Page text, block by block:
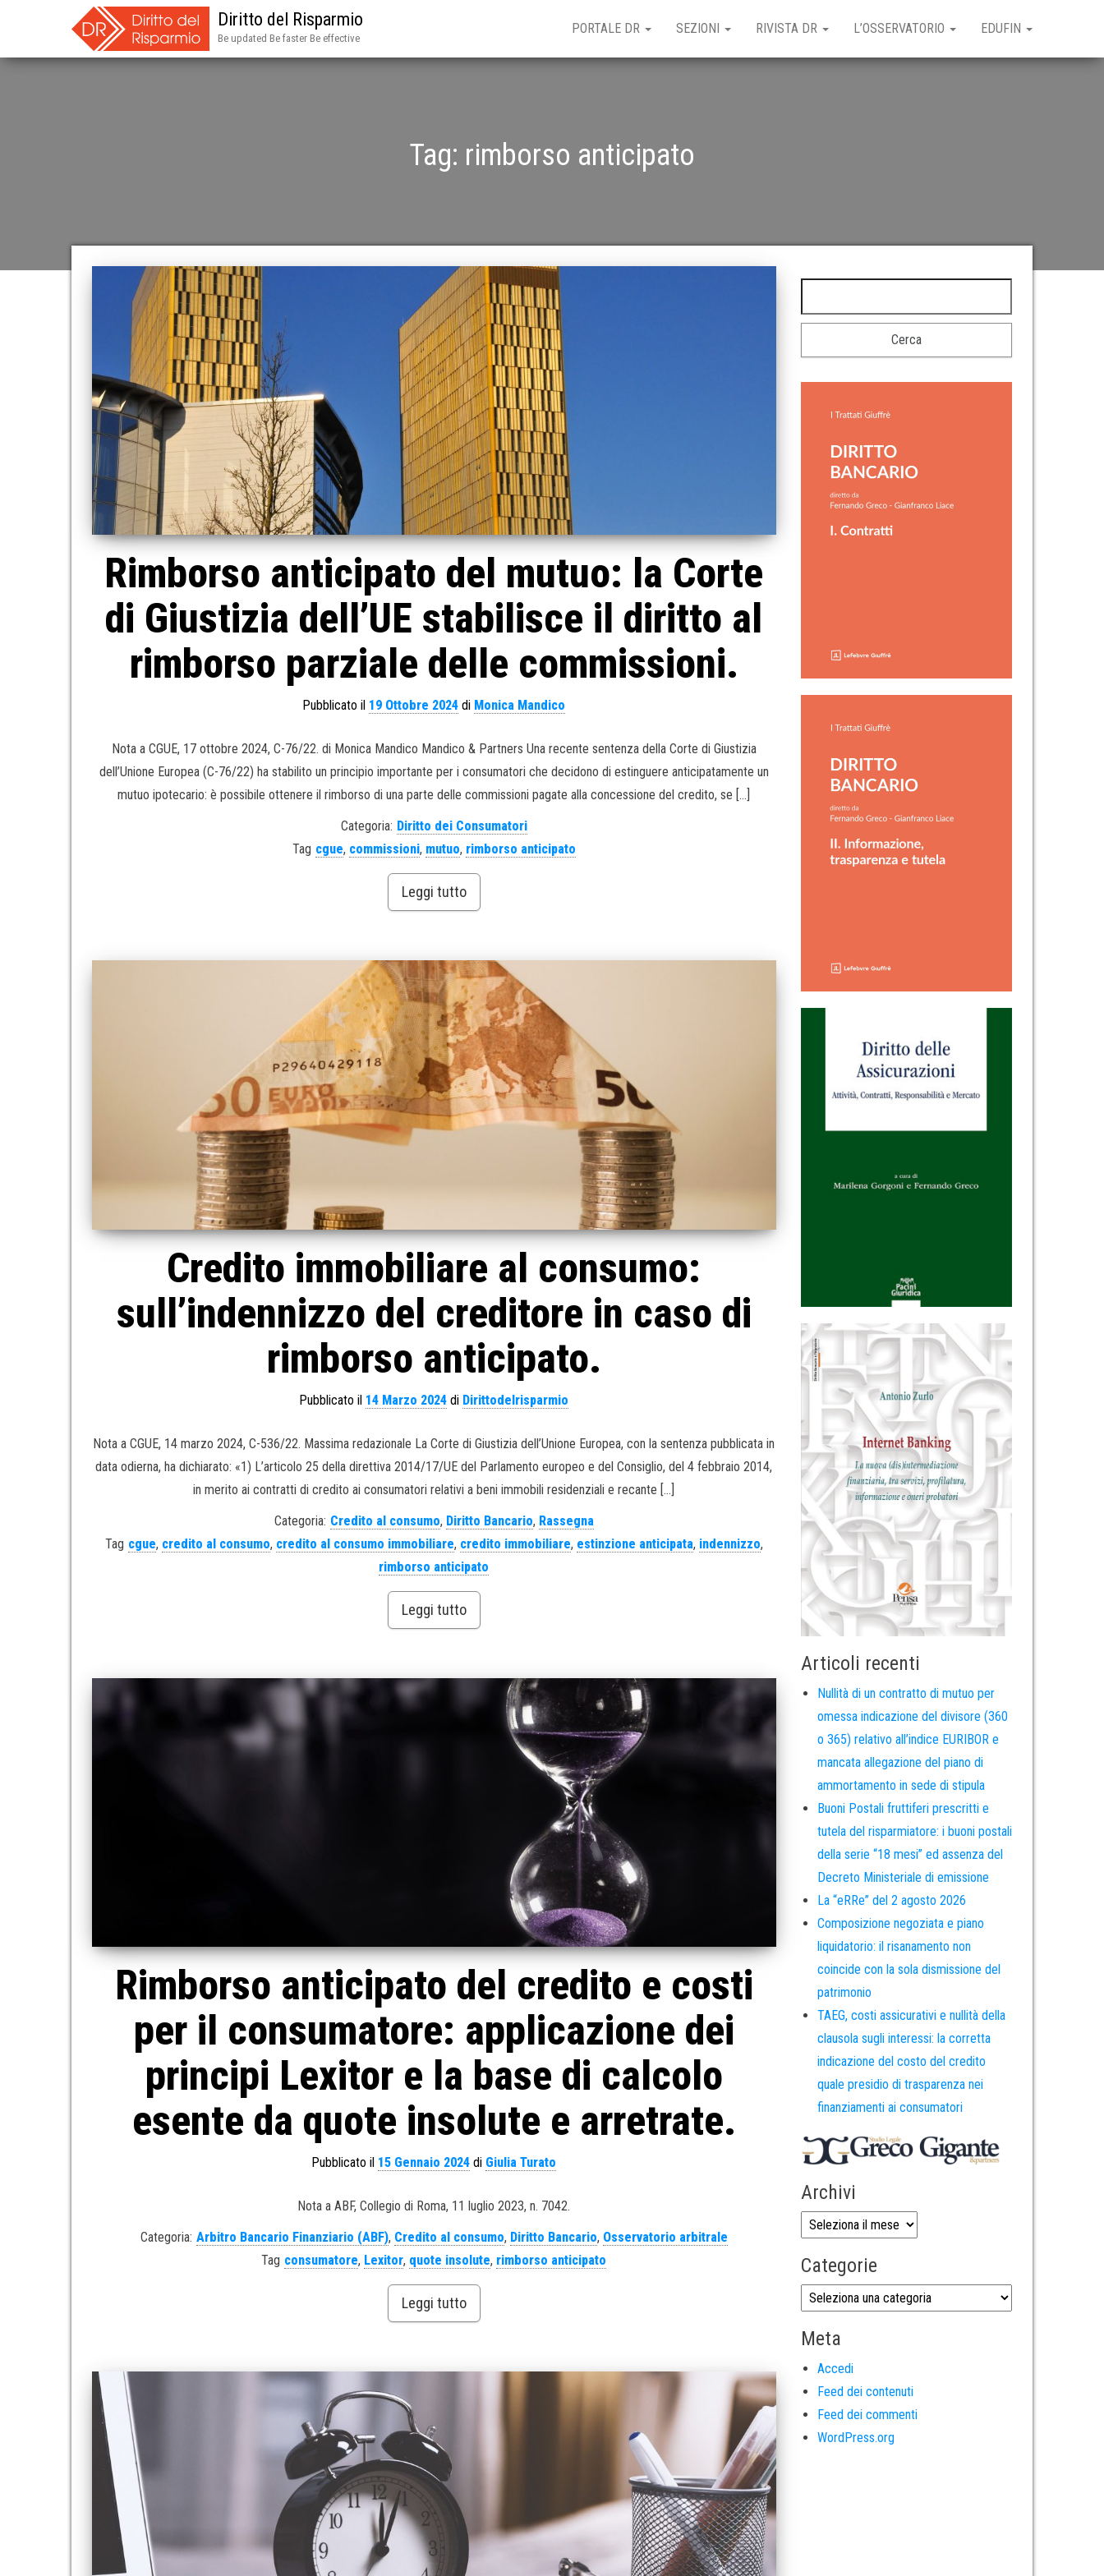
Diritto del Risparmio
Be updated Be faster Be effective
PORTALE DR SEZIONI RIVISTA DR L’OSSERVATORIO EDUFIN
Tag: rimborso anticipato
Rimborso anticipato del mutuo: la Corte
di Giustizia dell’UE stabilisce il diritto al
rimborso parziale delle commissioni.
Pubblicato il 19 Ottobre 2024 di Monica Mandico
Nota a CGUE, 17 ottobre 2024, C-76/22. di Monica Mandico Mandico & Partners Una recente sentenza della Corte di Giustizia
dell’Unione Europea (C-76/22) ha stabilito un principio importante per i consumatori che decidono di estinguere anticipatamente un
mutuo ipotecario: è possibile ottenere il rimborso di una parte delle commissioni pagate alla concessione del credito, se […]
Categoria: Diritto dei Consumatori
Tag cgue, commissioni, mutuo, rimborso anticipato
Leggi tutto
Credito immobiliare al consumo:
sull’indennizzo del creditore in caso di
rimborso anticipato.
Pubblicato il 14 Marzo 2024 di Dirittodelrisparmio
Nota a CGUE, 14 marzo 2024, C-536/22. Massima redazionale La Corte di Giustizia dell’Unione Europea, con la sentenza pubblicata in
data odierna, ha dichiarato: «1) L’articolo 25 della direttiva 2014/17/UE del Parlamento europeo e del Consiglio, del 4 febbraio 2014,
in merito ai contratti di credito ai consumatori relativi a beni immobili residenziali e recante […]
Categoria: Credito al consumo, Diritto Bancario, Rassegna
Tag cgue, credito al consumo, credito al consumo immobiliare, credito immobiliare, estinzione anticipata, indennizzo,
rimborso anticipato
Leggi tutto
Rimborso anticipato del credito e costi
per il consumatore: applicazione dei
principi Lexitor e la base di calcolo
esente da quote insolute e arretrate.
Pubblicato il 15 Gennaio 2024 di Giulia Turato
Nota a ABF, Collegio di Roma, 11 luglio 2023, n. 7042.
Categoria: Arbitro Bancario Finanziario (ABF), Credito al consumo, Diritto Bancario, Osservatorio arbitrale
Tag consumatore, Lexitor, quote insolute, rimborso anticipato
Leggi tutto
Articoli recenti
Nullità di un contratto di mutuo per
omessa indicazione del divisore (360
o 365) relativo all’indice EURIBOR e
mancata allegazione del piano di
ammortamento in sede di stipula
Buoni Postali fruttiferi prescritti e
tutela del risparmiatore: i buoni postali
della serie “18 mesi” ed assenza del
Decreto Ministeriale di emissione
La “eRRe” del 2 agosto 2026
Composizione negoziata e piano
liquidatorio: il risanamento non
coincide con la sola dismissione del
patrimonio
TAEG, costi assicurativi e nullità della
clausola sugli interessi: la corretta
indicazione del costo del credito
quale presidio di trasparenza nei
finanziamenti ai consumatori
Archivi
Categorie
Meta
Accedi
Feed dei contenuti
Feed dei commenti
WordPress.org